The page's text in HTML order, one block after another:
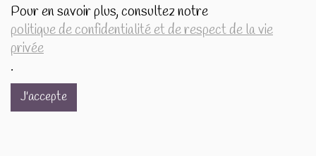
Pour en savoir plus, consultez notre
politique de confidentialité et de respect de la vie
privée
.
J'accepte
Rue de Tournai 32B
7520 Templeuve
lescreasdechouks@gmail.com